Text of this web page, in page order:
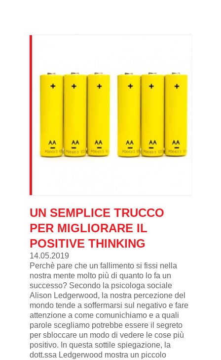
UN SEMPLICE TRUCCO
PER MIGLIORARE IL
POSITIVE THINKING
14.05.2019
Perchè pare che un fallimento si fissi nella
nostra mente molto più di quanto lo fa un
successo? Secondo la psicologa sociale
Alison Ledgerwood, la nostra percezione del
mondo tende a soffermarsi sul negativo e fare
attenzione a come comunichiamo e a quali
parole scegliamo potrebbe essere il segreto
per sbloccare un modo di vedere le cose più
positivo. In questa sottile spiegazione, la
dott.ssa Ledgerwood mostra un piccolo